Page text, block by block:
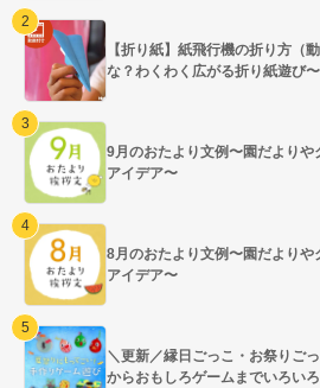
【折り紙】紙飛行機の折り方（
な？わくわく広がる折り紙遊び〜
9月のおたより文例〜園だよりや
アイデア〜
8月のおたより文例〜園だよりや
アイデア〜
＼更新／縁日ごっこ・お祭りご
からおもしろゲームまでいろい